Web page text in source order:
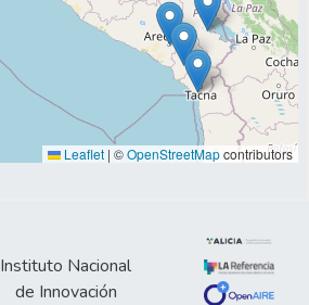
Instituto Nacional
de Innovación